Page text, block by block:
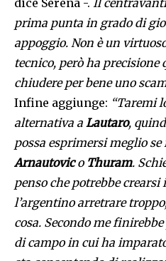
prima punta in grado di
appoggio. Non è un
tecnico, però ha precisione
chiudere per bene uno
Infine aggiunge: “Taremi
alternativa a Lautaro,
possa esprimersi meglio
Arnautovico Thuram.
penso che potrebbe
l’argentino arretrare
cosa. Secondo me
di campo in cui ha